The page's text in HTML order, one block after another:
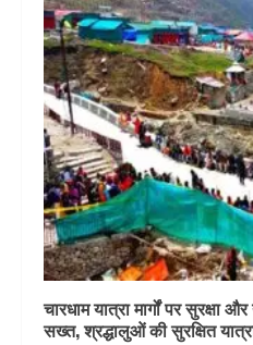
चारधाम यात्रा मार्गों पर सुरक्षा
सख्त, श्रद्धालुओं की सुरक्षित